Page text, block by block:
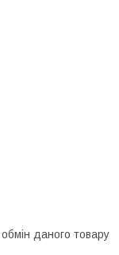
даного товару